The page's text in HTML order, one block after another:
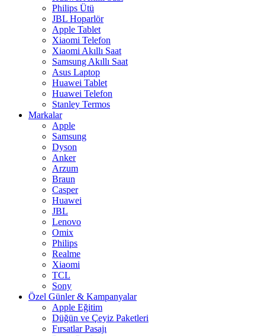
Philips Ütü
JBL Hoparlör
Apple Tablet
Xiaomi Telefon
Xiaomi Akıllı Saat
Samsung Akıllı Saat
Asus Laptop
Huawei Tablet
Huawei Telefon
Stanley Termos
Markalar
Apple
Samsung
Dyson
Anker
Arzum
Braun
Casper
Huawei
JBL
Lenovo
Omix
Philips
Realme
Xiaomi
TCL
Sony
Özel Günler & Kampanyalar
Apple Eğitim
Düğün ve Çeyiz Paketleri
Fırsatlar Pasajı